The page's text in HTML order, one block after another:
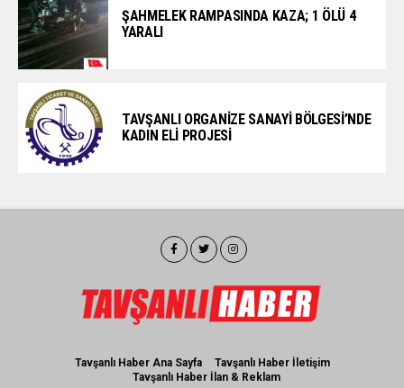
ŞAHMELEK RAMPASINDA KAZA; 1 ÖLÜ 4
YARALI
TAVŞANLI ORGANİZE SANAYİ BÖLGESİ’NDE
KADIN ELİ PROJESİ
Tavşanlı Haber Ana Sayfa
Tavşanlı Haber İletişim
Tavşanlı Haber İlan & Reklam